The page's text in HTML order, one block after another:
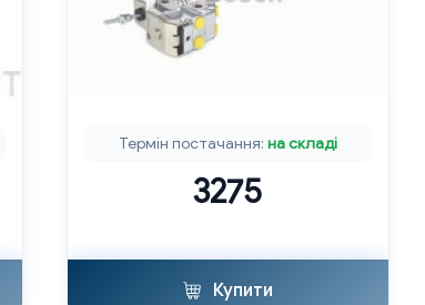
Термін постачання: на складі
3275
Купити